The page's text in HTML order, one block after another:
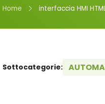
Home interfaccia HMI
Sottocategorie: